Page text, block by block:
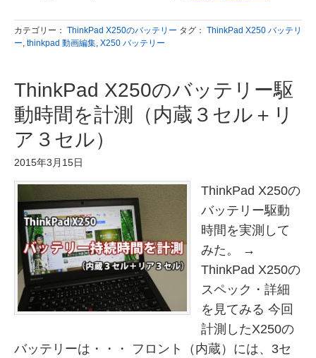
カテゴリー： ThinkPad X250のバッテリー タグ： ThinkPad X250 バッテリ
ー, thinkpad 動画編集, X250 バッテリー
ThinkPad X250のバッテリー駆
動時間を計測（内蔵３セル＋リ
ア３セル）
2015年3月15日
ThinkPad X250の
バッテリー駆動
時間を実測して
みた。 →
ThinkPad X250の
スペック・詳細
を見てみる 今回
計測したX250の
バッテリーは・・・ フロント（内蔵）には、3セ